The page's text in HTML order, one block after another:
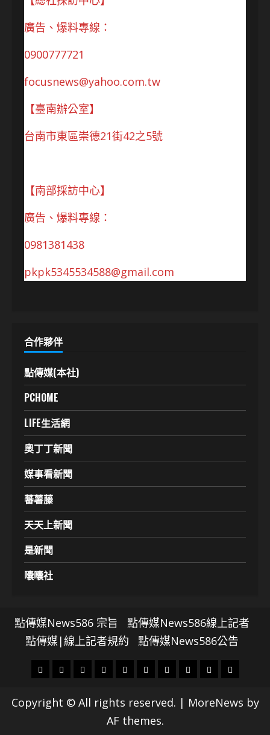
廣告、爆料專線：
0900777721
focusnews@yahoo.com.tw
【臺南辦公室】
台南市東區崇德21街42之5號
【南部採訪中心】
廣告、爆料專線：
0981381438
pkpk5345534588@gmail.com
合作夥伴
點傳媒(本社)
PCHOME
LIFE生活網
奧丁丁新聞
媒事看新聞
蕃薯藤
天天上新聞
是新聞
囔囔社
點傳媒News586 宗旨
點傳媒News586線上記者
點傳媒|線上記者規約
點傳媒News586公告
頭
財
地
社
文
科
技
專
娛
影
劇
政
國
運
生
Copyright © All rights reserved. | MoreNews by
AF themes.